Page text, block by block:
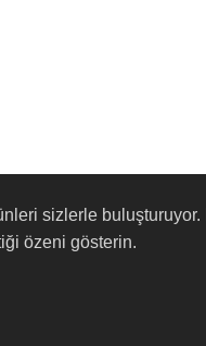
sizlerle
özeni gösterin.